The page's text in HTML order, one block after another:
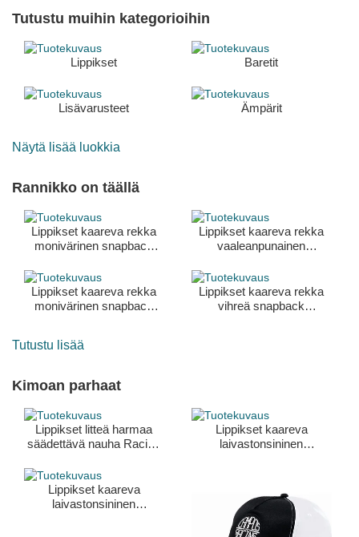
Tutustu muihin kategorioihin
Lippikset Baretit
Lisävarusteet Ämpärit
Näytä lisää luokkia
Rannikko on täällä
Lippikset kaareva rekka
monivärinen snapback
Coastal
Lippikset kaareva rekka
vaaleanpunainen
HFT Coastal
Lippikset kaareva rekka
monivärinen snapback
Lippikset kaareva rekka
vihreä snapback
Tutustu lisää
Kimoan parhaat
Lippikset litteä harmaa
säädettävä nauha Racing
Lippikset kaareva
laivastonsininen
Lippikset kaareva
laivastonsininen